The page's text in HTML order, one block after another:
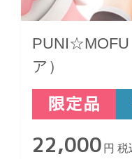
PUNI☆MOFU
ア）
22,000 円 税